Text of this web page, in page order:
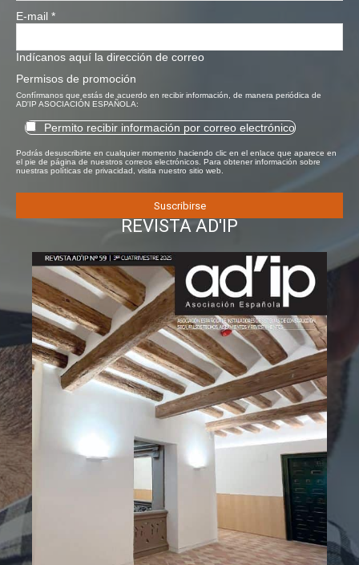
E-mail *
Indícanos aquí la dirección de correo
Permisos de promoción
Confírmanos que estás de acuerdo en recibir información, de manera periódica de
AD'IP ASOCIACIÓN ESPAÑOLA:
Permito recibir información por correo electrónico
Podrás desuscribirte en cualquier momento haciendo clic en el enlace que aparece en
el pie de página de nuestros correos electrónicos. Para obtener información sobre
nuestras políticas de privacidad, visita nuestro sitio web.
REVISTA AD'IP